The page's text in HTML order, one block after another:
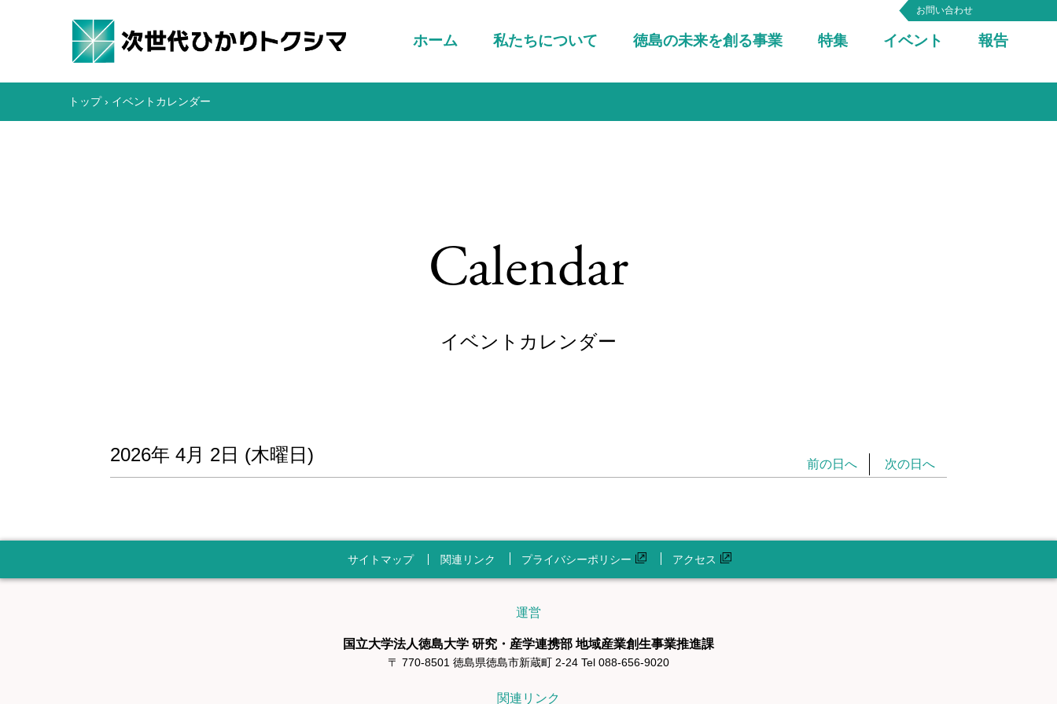
ホーム 私たちについて 徳島の未来を創る事業 特集 イベント 報告
お問い合わせ
トップ › イベントカレンダー
Calendar
イベントカレンダー
2026年 4月 2日 (木曜日) 前の日へ 次の日へ
サイトマップ 関連リンク プライバシーポリシー アクセス
運営
国立大学法人徳島大学 研究・産学連携部 地域産業創生事業推進課
〒 770-8501 徳島県徳島市新蔵町 2-24 Tel 088-656-9020
関連リンク